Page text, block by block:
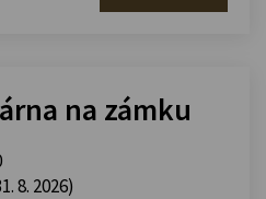
na zámku
8. 2026)